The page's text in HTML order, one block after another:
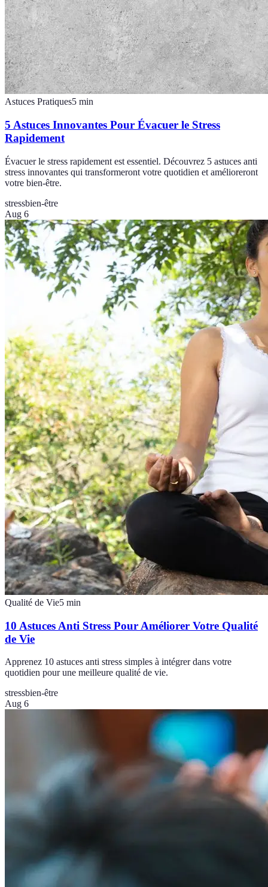
Astuces Pratiques5 min
5 Astuces Innovantes Pour Évacuer le Stress
Rapidement
Évacuer le stress rapidement est essentiel. Découvrez 5 astuces anti
stress innovantes qui transformeront votre quotidien et amélioreront
votre bien-être.
stressbien-être
Aug 6
Qualité de Vie5 min
10 Astuces Anti Stress Pour Améliorer Votre Qualité
de Vie
Apprenez 10 astuces anti stress simples à intégrer dans votre
quotidien pour une meilleure qualité de vie.
stressbien-être
Aug 6